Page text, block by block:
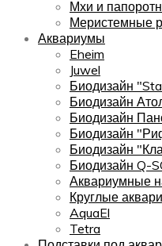
Мхи и
Меристемные
Аквариумы
Eheim
Juwel
Биодизайн
Биодизайн
Биодизайн
Биодизайн
Биодизайн
Биодизайн Q-
Аквариумные
Круглые
AquaEl
Tetra